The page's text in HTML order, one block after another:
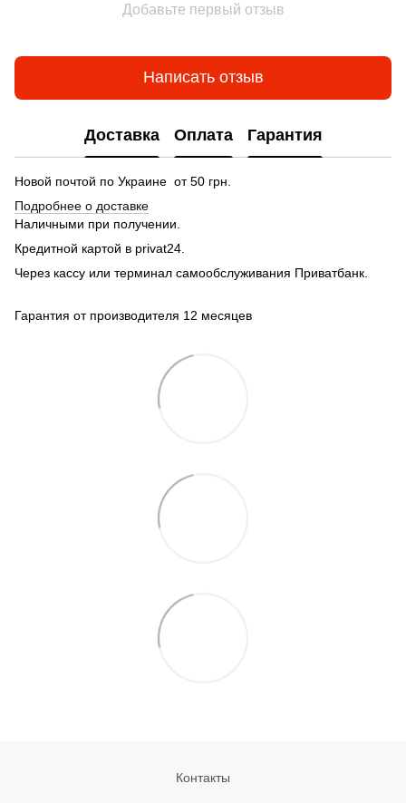
Добавьте первый отзыв
Написать отзыв
Доставка Оплата Гарантия
Новой почтой по Украине от 50 грн.
Подробнее о доставке
Наличными при получении.
Кредитной картой в privat24.
Через кассу или терминал самообслуживания Приватбанк.
Гарантия от производителя 12 месяцев
Контакты